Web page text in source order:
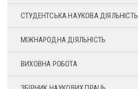
СТУДЕНТСЬКА НАУКОВА ДІЯЛЬНІСТЬ
МІЖНАРОДНА ДІЯЛЬНІСТЬ
ВИХОВНА РОБОТА